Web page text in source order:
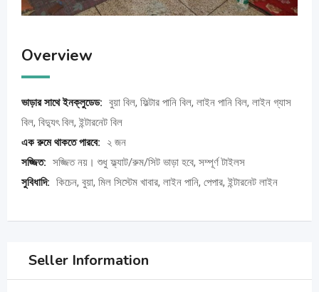
Overview
ভাড়ার সাথে ইনক্লুডেড: বুয়া বিল, ফিল্টার পানি বিল, লাইন পানি বিল, লাইন গ্যাস
বিল, বিদ্যুৎ বিল, ইন্টারনেট বিল
এক রুমে থাকতে পারবে:
২ জন
সজ্জিত: সজ্জিত নয়। শুধু ফ্ল্যাট/রুম/সিট ভাড়া হবে, সম্পূর্ণ টাইলস
সুবিধাদি: কিচেন, বুয়া, মিল সিস্টেম খাবার, লাইন পানি, পেপার, ইন্টারনেট লাইন
Seller Information